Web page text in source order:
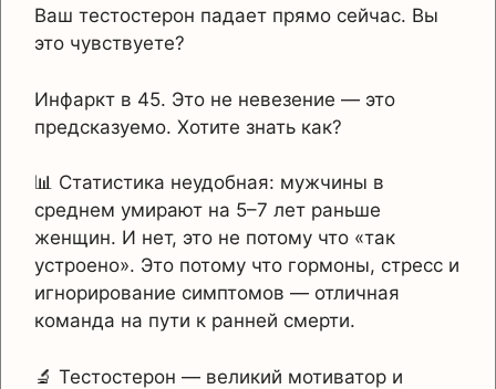
Ваш тестостерон падает прямо сейчас. Вы
это чувствуете?
Инфаркт в 45. Это не невезение — это
предсказуемо. Хотите знать как?
📊 Статистика неудобная: мужчины в
среднем умирают на 5–7 лет раньше
женщин. И нет, это не потому что «так
устроено». Это потому что гормоны, стресс и
игнорирование симптомов — отличная
команда на пути к ранней смерти.
🔬 Тестостерон — великий мотиватор и